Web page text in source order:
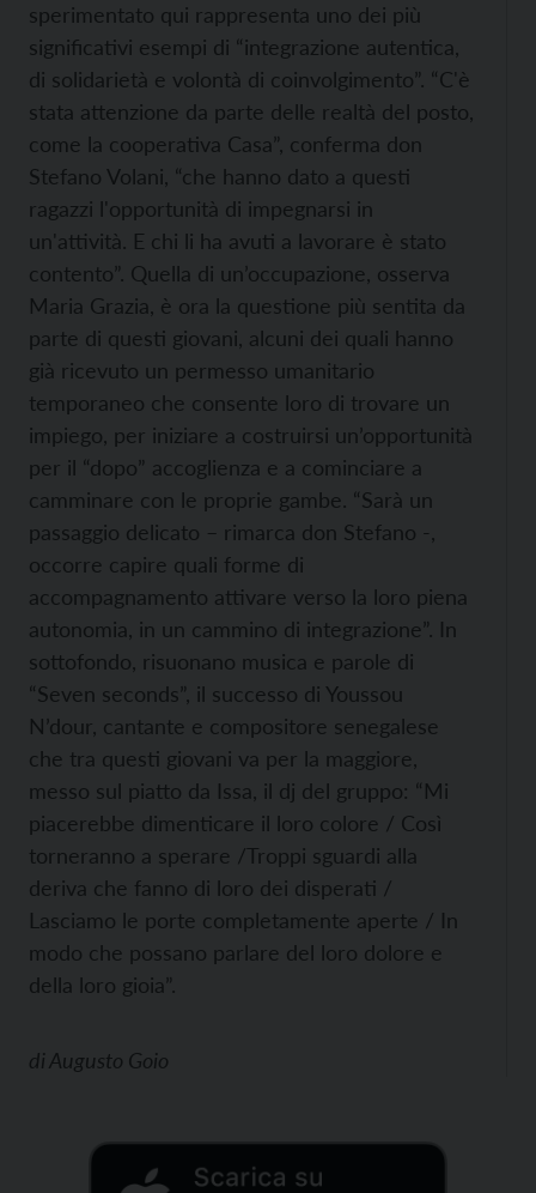
sperimentato qui rappresenta uno dei più
significativi esempi di “integrazione autentica,
di solidarietà e volontà di coinvolgimento”. “C'è
stata attenzione da parte delle realtà del posto,
come la cooperativa Casa”, conferma don
Stefano Volani, “che hanno dato a questi
ragazzi l'opportunità di impegnarsi in
un'attività. E chi li ha avuti a lavorare è stato
contento”. Quella di un’occupazione, osserva
Maria Grazia, è ora la questione più sentita da
parte di questi giovani, alcuni dei quali hanno
già ricevuto un permesso umanitario
temporaneo che consente loro di trovare un
impiego, per iniziare a costruirsi un’opportunità
per il “dopo” accoglienza e a cominciare a
camminare con le proprie gambe. “Sarà un
passaggio delicato – rimarca don Stefano -,
occorre capire quali forme di
accompagnamento attivare verso la loro piena
autonomia, in un cammino di integrazione”. In
sottofondo, risuonano musica e parole di
“Seven seconds”, il successo di Youssou
N’dour, cantante e compositore senegalese
che tra questi giovani va per la maggiore,
messo sul piatto da Issa, il dj del gruppo: “Mi
piacerebbe dimenticare il loro colore / Così
torneranno a sperare /Troppi sguardi alla
deriva che fanno di loro dei disperati /
Lasciamo le porte completamente aperte / In
modo che possano parlare del loro dolore e
della loro gioia”.
diAugusto Goio